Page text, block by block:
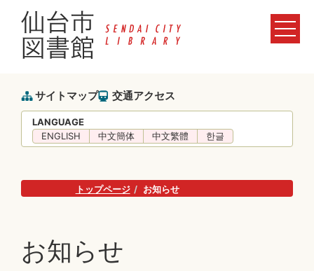
サイトマップ 交通アクセス
LANGUAGE
ENGLISH
中文簡体 中文繁體 한글
トップページ お知らせ
お知らせ